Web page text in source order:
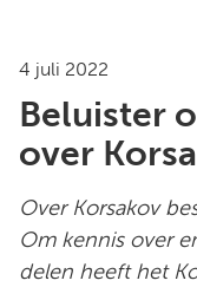
4 juli 2022
Beluister
over
Over Korsakov
Om kennis over
delen heeft het